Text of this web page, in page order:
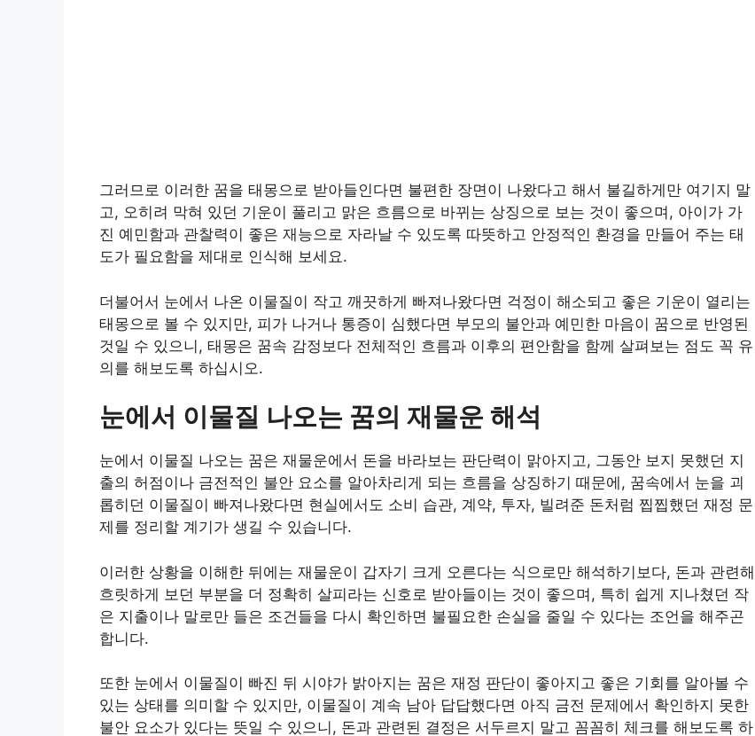
그러므로 이러한 꿈을 태몽으로 받아들인다면 불편한 장면이 나왔다고 해서 불길하게만 여기지 말
고, 오히려 막혀 있던 기운이 풀리고 맑은 흐름으로 바뀌는 상징으로 보는 것이 좋으며, 아이가 가
진 예민함과 관찰력이 좋은 재능으로 자라날 수 있도록 따뜻하고 안정적인 환경을 만들어 주는 태
도가 필요함을 제대로 인식해 보세요.
더불어서 눈에서 나온 이물질이 작고 깨끗하게 빠져나왔다면 걱정이 해소되고 좋은 기운이 열리는
태몽으로 볼 수 있지만, 피가 나거나 통증이 심했다면 부모의 불안과 예민한 마음이 꿈으로 반영된
것일 수 있으니, 태몽은 꿈속 감정보다 전체적인 흐름과 이후의 편안함을 함께 살펴보는 점도 꼭 유
의를 해보도록 하십시오.
눈에서 이물질 나오는 꿈의 재물운 해석
눈에서 이물질 나오는 꿈은 재물운에서 돈을 바라보는 판단력이 맑아지고, 그동안 보지 못했던 지
출의 허점이나 금전적인 불안 요소를 알아차리게 되는 흐름을 상징하기 때문에, 꿈속에서 눈을 괴
롭히던 이물질이 빠져나왔다면 현실에서도 소비 습관, 계약, 투자, 빌려준 돈처럼 찝찝했던 재정 문
제를 정리할 계기가 생길 수 있습니다.
이러한 상황을 이해한 뒤에는 재물운이 갑자기 크게 오른다는 식으로만 해석하기보다, 돈과 관련해
흐릿하게 보던 부분을 더 정확히 살피라는 신호로 받아들이는 것이 좋으며, 특히 쉽게 지나쳤던 작
은 지출이나 말로만 들은 조건들을 다시 확인하면 불필요한 손실을 줄일 수 있다는 조언을 해주곤
합니다.
또한 눈에서 이물질이 빠진 뒤 시야가 밝아지는 꿈은 재정 판단이 좋아지고 좋은 기회를 알아볼 수
있는 상태를 의미할 수 있지만, 이물질이 계속 남아 답답했다면 아직 금전 문제에서 확인하지 못한
불안 요소가 있다는 뜻일 수 있으니, 돈과 관련된 결정은 서두르지 말고 꼼꼼히 체크를 해보도록 하